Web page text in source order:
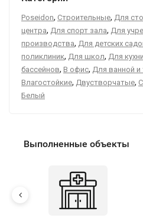
Poseidon, Строительные, Для
центра, Для спорт зала, Для
производства, Для детских
поликлиник, Для школ, Для
бассейнов, В офис, Для ванной и
Влагостойкие, Двустворчатые,
Белый
Выполненные объекты